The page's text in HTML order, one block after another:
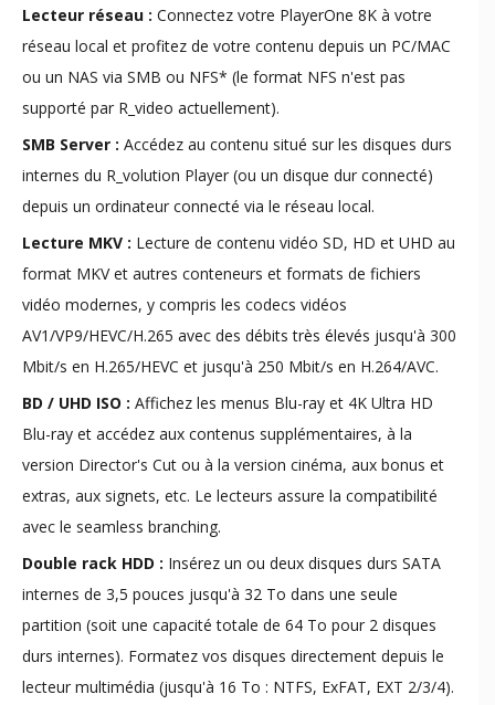
Lecteur réseau : Connectez votre PlayerOne 8K à votre
réseau local et profitez de votre contenu depuis un PC/MAC
ou un NAS via SMB ou NFS* (le format NFS n'est pas
supporté par R_video actuellement).
SMB Server : Accédez au contenu situé sur les disques durs
internes du R_volution Player (ou un disque dur connecté)
depuis un ordinateur connecté via le réseau local.
Lecture MKV : Lecture de contenu vidéo SD, HD et UHD au
format MKV et autres conteneurs et formats de fichiers
vidéo modernes, y compris les codecs vidéos
AV1/VP9/HEVC/H.265 avec des débits très élevés jusqu'à 300
Mbit/s en H.265/HEVC et jusqu'à 250 Mbit/s en H.264/AVC.
BD / UHD ISO : Affichez les menus Blu-ray et 4K Ultra HD
Blu-ray et accédez aux contenus supplémentaires, à la
version Director's Cut ou à la version cinéma, aux bonus et
extras, aux signets, etc. Le lecteurs assure la compatibilité
avec le seamless branching.
Double rack HDD : Insérez un ou deux disques durs SATA
internes de 3,5 pouces jusqu'à 32 To dans une seule
partition (soit une capacité totale de 64 To pour 2 disques
durs internes). Formatez vos disques directement depuis le
lecteur multimédia (jusqu'à 16 To : NTFS, ExFAT, EXT 2/3/4).